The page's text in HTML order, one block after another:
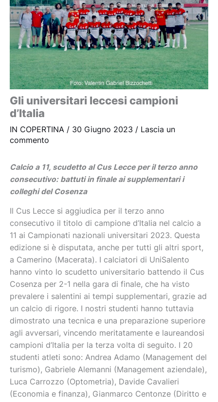
Gli universitari leccesi campioni
d’Italia
IN COPERTINA / 30 Giugno 2023 / Lascia un
commento
Calcio a 11, scudetto al Cus Lecce per il terzo anno
consecutivo: battuti in finale ai supplementari i
colleghi del Cosenza
Il Cus Lecce si aggiudica per il terzo anno
consecutivo il titolo di campione d’Italia nel calcio a
11 ai Campionati nazionali universitari 2023. Questa
edizione si è disputata, anche per tutti gli altri sport,
a Camerino (Macerata). I calciatori di UniSalento
hanno vinto lo scudetto universitario battendo il Cus
Cosenza per 2-1 nella gara di finale, che ha visto
prevalere i salentini ai tempi supplementari, grazie ad
un calcio di rigore. I nostri studenti hanno tuttavia
dimostrato una tecnica e una preparazione superiore
agli avversari, vincendo meritatamente e laureandosi
campioni d’Italia per la terza volta di seguito. I 20
studenti atleti sono: Andrea Adamo (Management del
turismo), Gabriele Alemanni (Management aziendale),
Luca Carrozzo (Optometria), Davide Cavalieri
(Economia e finanza), Gianmarco Centonze (Diritto e